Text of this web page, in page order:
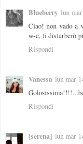
Blueberry lun
Ciao! non vado a
w-e, ti disturberò
Rispondi
Vanessa lun mar
Rispondi
[serena] lun mar